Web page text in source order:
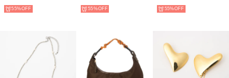
55% 55% 55%